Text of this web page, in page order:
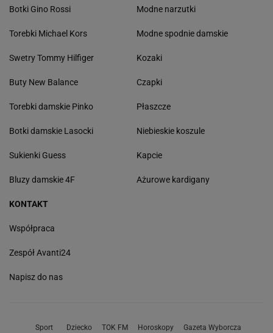
Botki Gino Rossi
Torebki Michael Kors
Swetry Tommy Hilfiger
Buty New Balance
Torebki damskie Pinko
Botki damskie Lasocki
Sukienki Guess
Bluzy damskie 4F
Modne narzutki
Modne spodnie damskie
Kozaki
Czapki
Płaszcze
Niebieskie koszule
Kapcie
Ażurowe kardigany
KONTAKT
Współpraca
Zespół Avanti24
Napisz do nas
Sport Dziecko TOK FM Horoskopy Gazeta Wyborcza